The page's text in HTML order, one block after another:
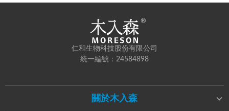
仁和生物科技股份有限公司
統一編號：24584898
關於木入森